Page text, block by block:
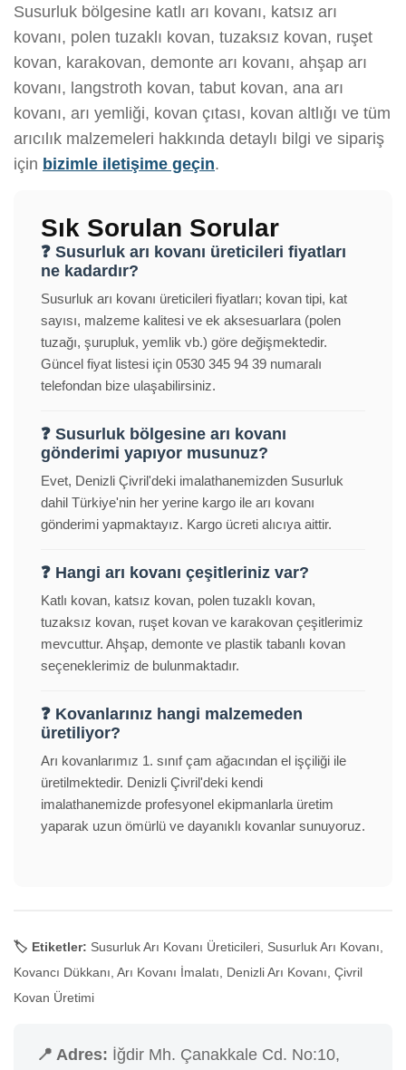
Susurluk bölgesine katlı arı kovanı, katsız arı
kovanı, polen tuzaklı kovan, tuzaksız kovan, ruşet
kovan, karakovan, demonte arı kovanı, ahşap arı
kovanı, langstroth kovan, tabut kovan, ana arı
kovanı, arı yemliği, kovan çıtası, kovan altlığı ve tüm
arıcılık malzemeleri hakkında detaylı bilgi ve sipariş
için bizimle iletişime geçin.
Sık Sorulan Sorular
❓ Susurluk arı kovanı üreticileri fiyatları
ne kadardır?
Susurluk arı kovanı üreticileri fiyatları; kovan tipi, kat
sayısı, malzeme kalitesi ve ek aksesuarlara (polen
tuzağı, şurupluk, yemlik vb.) göre değişmektedir.
Güncel fiyat listesi için 0530 345 94 39 numaralı
telefondan bize ulaşabilirsiniz.
❓ Susurluk bölgesine arı kovanı
gönderimi yapıyor musunuz?
Evet, Denizli Çivril'deki imalathanemizden Susurluk
dahil Türkiye'nin her yerine kargo ile arı kovanı
gönderimi yapmaktayız. Kargo ücreti alıcıya aittir.
❓ Hangi arı kovanı çeşitleriniz var?
Katlı kovan, katsız kovan, polen tuzaklı kovan,
tuzaksız kovan, ruşet kovan ve karakovan çeşitlerimiz
mevcuttur. Ahşap, demonte ve plastik tabanlı kovan
seçeneklerimiz de bulunmaktadır.
❓ Kovanlarınız hangi malzemeden
üretiliyor?
Arı kovanlarımız 1. sınıf çam ağacından el işçiliği ile
üretilmektedir. Denizli Çivril'deki kendi
imalathanemizde profesyonel ekipmanlarla üretim
yaparak uzun ömürlü ve dayanıklı kovanlar sunuyoruz.
🏷️ Etiketler: Susurluk Arı Kovanı Üreticileri, Susurluk Arı Kovanı,
Kovancı Dükkanı, Arı Kovanı İmalatı, Denizli Arı Kovanı, Çivril
Kovan Üretimi
📍 Adres: İğdir Mh. Çanakkale Cd. No:10,